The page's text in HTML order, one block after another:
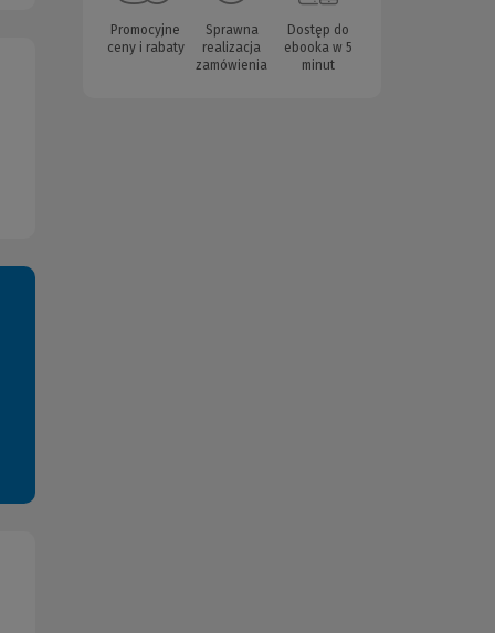
Promocyjne
ceny i rabaty
Sprawna
realizacja
zamówienia
Dostęp do
ebooka w 5
minut